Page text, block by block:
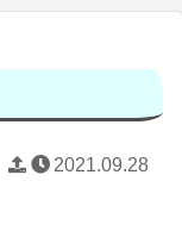
2021.09.28